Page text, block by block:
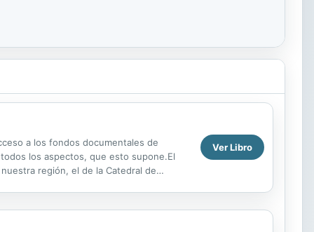
a los fondos documentales de
los aspectos, que esto supone.El
región, el de la Catedral de
Ver Libro